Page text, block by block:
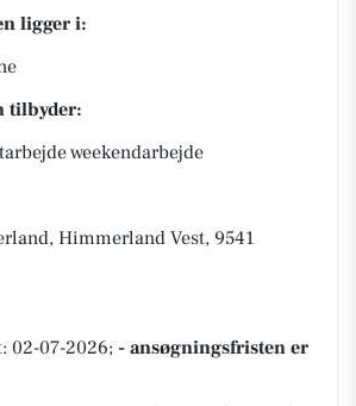
ligger i:
tilbyder:
weekendarbejde
Himmerland Vest, 9541
02-07-2026; - ansøgningsfristen er